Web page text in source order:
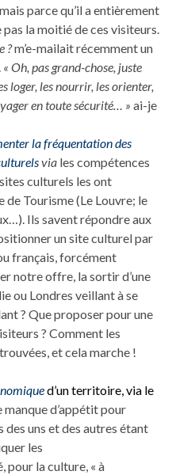
parce qu’il a entièrement
pas la moitié de ces visiteurs.
?m’e-mailait récemment un
« Oh, pas grand-chose, juste
loger, les nourrir, les orienter,
en toute sécurité… » ai-je
la fréquentation des
via les compétences
culturels les ont
de Tourisme (Le Louvre; le
Ils savent répondre aux
un site culturel par
français, forcément
notre offre, la sortir d’une
ou Londres veillant à se
? Que proposer pour une
? Comment les
et cela marche !
d’un territoire, via le
manque d’appétit pour
uns et des autres étant
les
la culture, « à